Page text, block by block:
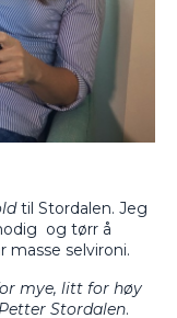
til Stordalen. Jeg
og tørr å
masse selvironi.
mye, litt for høy
Stordalen.